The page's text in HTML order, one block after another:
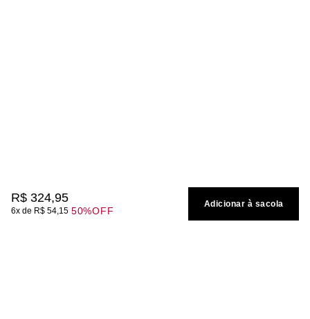
R$ 324,95
6 R$ 54,15 50%OFF
Adicionar à sacola